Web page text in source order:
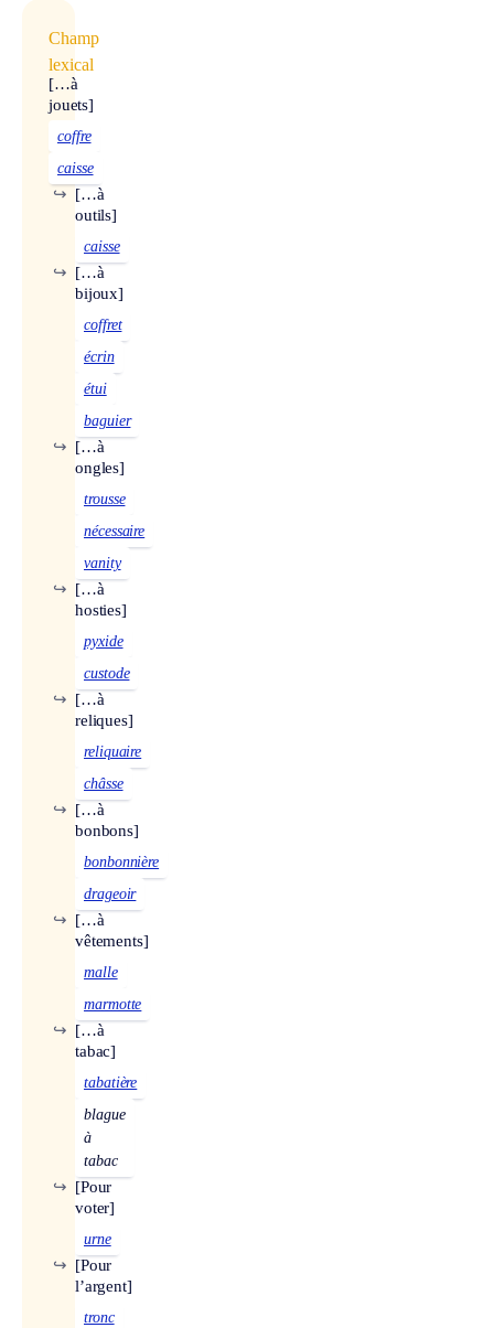
Champ
lexical
[…à
jouets]
coffre
caisse
[…à
outils]
↪
caisse
[…à
bijoux]
↪
coffret
écrin
étui
baguier
[…à
ongles]
↪
trousse
nécessaire
vanity
[…à
hosties]
↪
pyxide
custode
[…à
reliques]
↪
reliquaire
châsse
[…à
bonbons]
↪
bonbonnière
drageoir
[…à
vêtements]
↪
malle
marmotte
[…à
tabac]
↪
tabatière
blague
à
tabac
[Pour
voter]
↪
urne
[Pour
l’argent]
↪
tronc